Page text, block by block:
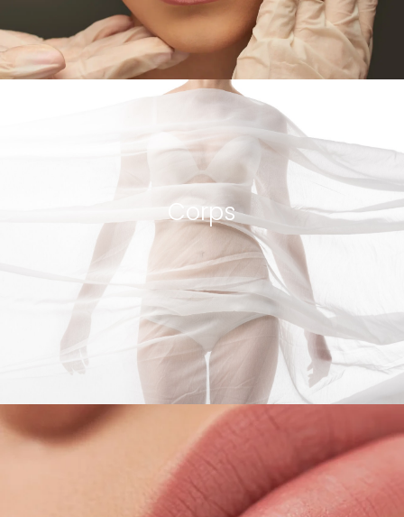
Corps
voir les procédures